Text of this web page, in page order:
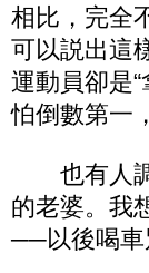
相比，完全
可以説出這
運動員卻是
怕倒數第一
也有人調
的老婆。我
──以後喝車